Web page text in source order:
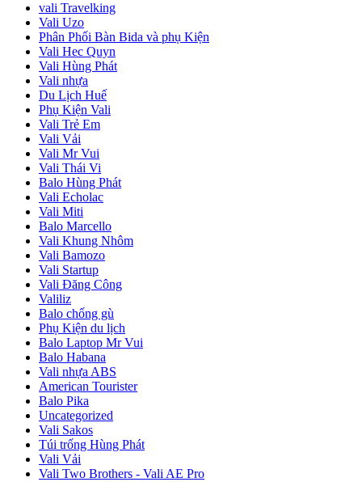
vali Travelking
Vali Uzo
Phân Phối Bàn Bida và phụ Kiện
Vali Hec Quyn
Vali Hùng Phát
Vali nhựa
Du Lịch Huế
Phụ Kiện Vali
Vali Trẻ Em
Vali Vải
Vali Mr Vui
Vali Thái Vi
Balo Hùng Phát
Vali Echolac
Vali Miti
Balo Marcello
Vali Khung Nhôm
Vali Bamozo
Vali Startup
Vali Đăng Công
Valiliz
Balo chống gù
Phụ Kiện du lịch
Balo Laptop Mr Vui
Balo Habana
Vali nhựa ABS
American Tourister
Balo Pika
Uncategorized
Vali Sakos
Túi trống Hùng Phát
Vali Vải
Vali Two Brothers - Vali AE Pro